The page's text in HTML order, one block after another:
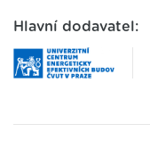
Hlavní dodavatel: